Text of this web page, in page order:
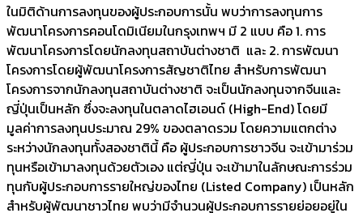
ในมิติด้านการลงทุนของผู้ประกอบการนั้น พบว่าการลงทุนการ
พัฒนาโครงการคอนโดมิเนียมในกรุงเทพฯ มี 2 แบบ คือ 1. การ
พัฒนาโครงการโดยนักลงทุนสถาบันต่างชาติ และ 2. การพัฒนา
โครงการโดยผู้พัฒนาโครงการสัญชาติไทย สำหรับการพัฒนา
โครงการจากนักลงทุนสถาบันต่างชาติ จะเป็นนักลงทุนจากจีนและ
ญี่ปุ่นเป็นหลัก ซึ่งจะลงทุนในตลาดไฮเอนด์ (High-End) โดยมี
มูลค่าการลงทุนประมาณ 29% ของตลาดรวม โดยความแตกต่าง
ระหว่างนักลงทุนทั้งสองชาตินี้ คือ ผู้ประกอบการชาวจีน จะเข้ามาร่วม
ทุนหรือเข้ามาลงทุนด้วยตัวเอง แต่ญี่ปุ่น จะเข้ามาในลักษณะการร่วม
ทุนกับผู้ประกอบการรายใหญ่ของไทย (Listed Company) เป็นหลัก
สำหรับผู้พัฒนาชาวไทย พบว่ามีจำนวนผู้ประกอบการรายย่อยอยู่ใน